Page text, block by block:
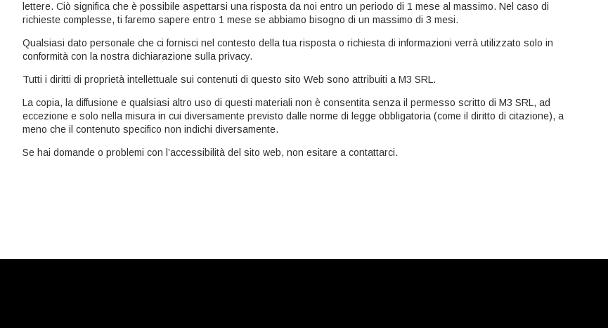
lettere. Ciò significa che è possibile aspettarsi una risposta da noi entro un periodo di 1 mese al massimo. Nel caso di
richieste complesse, ti faremo sapere entro 1 mese se abbiamo bisogno di un massimo di 3 mesi.
Qualsiasi dato personale che ci fornisci nel contesto della tua risposta o richiesta di informazioni verrà utilizzato solo in
conformità con la nostra dichiarazione sulla privacy.
Tutti i diritti di proprietà intellettuale sui contenuti di questo sito Web sono attribuiti a M3 SRL.
La copia, la diffusione e qualsiasi altro uso di questi materiali non è consentita senza il permesso scritto di M3 SRL, ad
eccezione e solo nella misura in cui diversamente previsto dalle norme di legge obbligatoria (come il diritto di citazione), a
meno che il contenuto specifico non indichi diversamente.
Se hai domande o problemi con l’accessibilità del sito web, non esitare a contattarci.